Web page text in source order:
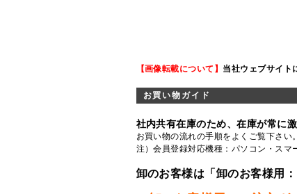
【画像転載について】 当社ウェブサイト
お買い物ガイド
社内共有在庫のため、在庫が常に
お買い物の流れの手順をよくご覧下さい。
注）会員登録対応機種：パソコン・スマ
卸のお客様は「卸のお客様用